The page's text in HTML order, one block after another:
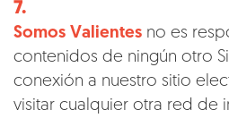
7.
Somos Valientes no es
contenidos de ningún otro
conexión a nuestro sitio
visitar cualquier otra red de